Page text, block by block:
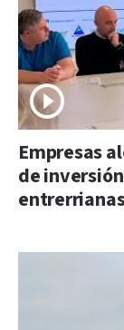
Empresas
de